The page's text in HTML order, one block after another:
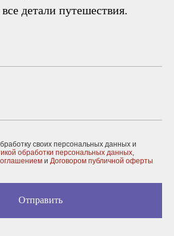
детали путешествия.
своих персональных данных и
обработки персональных данных
и Договором публичной оферты
Отправить